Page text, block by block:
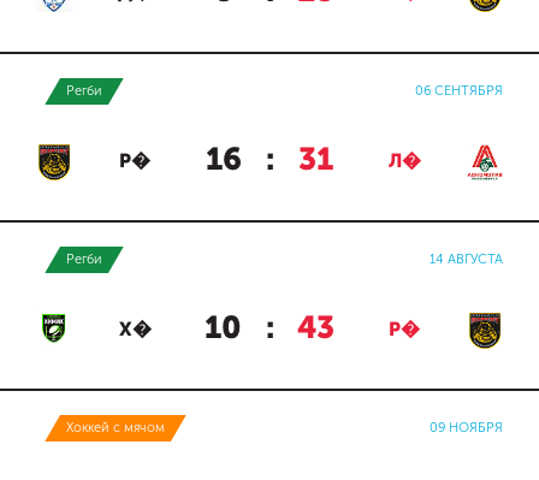
Регби 06 СЕНТЯБРЯ
Р� 16 : 31 Л�
Регби 14 АВГУСТА
Х� 10 : 43 Р�
Хоккей с мячом 09 НОЯБРЯ